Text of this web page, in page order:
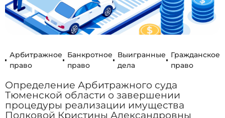
Арбитражное
право
Банкротное
право
Выигранные
дела
Гражданское
право
Определение Арбитражного суда
Тюменской области о завершении
процедуры реализации имущества
Полковой Кристины Александровны